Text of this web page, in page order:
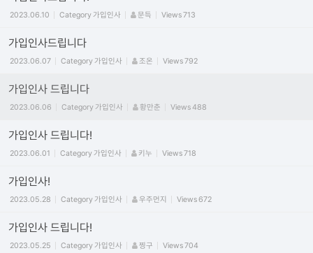
2023.06.10 Category가입인사 문득 Views713
가입인사드립니다
2023.06.07 Category가입인사 조온 Views792
가입인사 드립니다
2023.06.06 Category가입인사 황만춘 Views488
가입인사 드립니다!
2023.06.01 Category가입인사 키누 Views718
가입인사!
2023.05.28 Category가입인사 우주먼지 Views672
가입인사 드립니다!
2023.05.25 Category가입인사 찡구 Views704